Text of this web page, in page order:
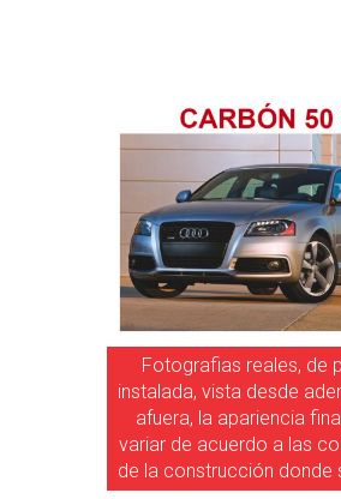
Fotografias reales, de
instalada, vista desde
afuera, la apariencia
variar de acuerdo a las
de la construcción donde